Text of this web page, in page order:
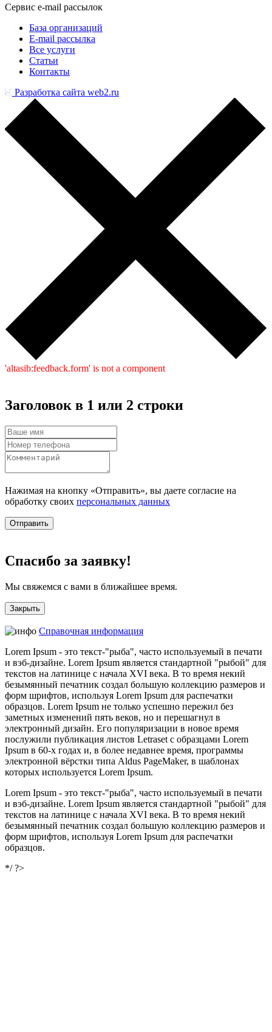
Сервис e-mail рассылок
База организаций
E-mail рассылка
Все услуги
Статьи
Контакты
Разработка сайта web2.ru
'altasib:feedback.form' is not a component
Заголовок в 1 или 2 строки
Нажимая на кнопку «Отправить», вы даете согласие на
обработку своих персональных данных
Отправить
Спасибо за заявку!
Мы свяжемся с вами в ближайшее время.
Закрыть
Справочная информация
Lorem Ipsum - это текст-"рыба", часто используемый в печати
и вэб-дизайне. Lorem Ipsum является стандартной "рыбой" для
текстов на латинице с начала XVI века. В то время некий
безымянный печатник создал большую коллекцию размеров и
форм шрифтов, используя Lorem Ipsum для распечатки
образцов. Lorem Ipsum не только успешно пережил без
заметных изменений пять веков, но и перешагнул в
электронный дизайн. Его популяризации в новое время
послужили публикация листов Letraset с образцами Lorem
Ipsum в 60-х годах и, в более недавнее время, программы
электронной вёрстки типа Aldus PageMaker, в шаблонах
которых используется Lorem Ipsum.
Lorem Ipsum - это текст-"рыба", часто используемый в печати
и вэб-дизайне. Lorem Ipsum является стандартной "рыбой" для
текстов на латинице с начала XVI века. В то время некий
безымянный печатник создал большую коллекцию размеров и
форм шрифтов, используя Lorem Ipsum для распечатки
образцов.
*/ ?>